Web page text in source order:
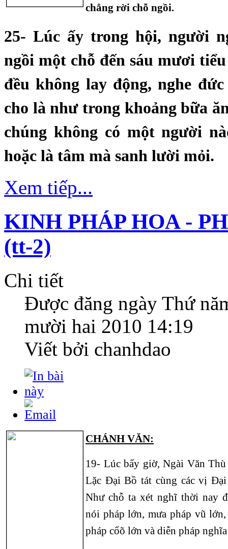
chẳng rời chỗ ngồi.
25- Lúc ấy trong hội, người
ngồi một chỗ đến sáu mươi
đều không lay động, nghe
cho là như trong khoảng bữa
chúng không có một người
hoặc là tâm mà sanh lười mỏi.
Xem tiếp...
KINH PHÁP HOA -
(tt-2)
Chi tiết
Được đăng ngày Thứ
mười hai 2010 14:19
Viết bởi chanhdao
CHÁNH VĂN:
19- Lúc bấy giờ, Ngài Văn
Lặc Đại Bồ tát cùng các vị
Như chỗ ta xét nghĩ thời nay
nói pháp lớn, mưa pháp vũ
pháp cổõ lớn và diễn pháp